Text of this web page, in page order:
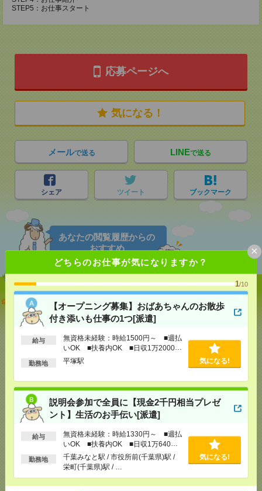
どちらのお仕事が気になりますか？
1/10
【オープニング募集】おばあちゃんのお散歩
付き添いも仕事の1つ[派遣]
給与
無資格未経験：時給1500円～ ■週払
いOK ■扶養内OK ■日収1万2000円
以上
勤務地 平塚駅 気になる!
説明会参加で全員に【現金2千円相当プレゼ
ント】生活のお手伝い[派遣]
給与
無資格未経験：時給1330円～ ■週払
いOK ■扶養内OK ■日収1万640円
以上
勤務地
千葉みなと駅 / 市役所前(千葉県)駅 /
栄町(千葉県)駅 / …
気になる!
×
STEP5：お仕事スタート
応募ページへ
気になる！
メールで送る LINEで送る
シェア ツイート ブックマーク
あなたの閲覧履歴からの
おすすめ
【オープニング募集】おばあちゃんのお散歩付き添
いも仕事の1つ[派遣]
無資格未経験：時給1500円～ ■週払い
OK ■扶養内OK ■日収1万2000円以上
[勤務地]平塚駅
気になる！
説明会参加で全員に【現金2千円相当プレゼント】生
活のお手伝い[派遣]
無資格未経験：時給1330円～ ■週払い
OK ■扶養内OK ■日収1万640円以上
交通費全額支給
[勤務地]千葉みなと駅/市役所前(千葉県)駅
気になる！